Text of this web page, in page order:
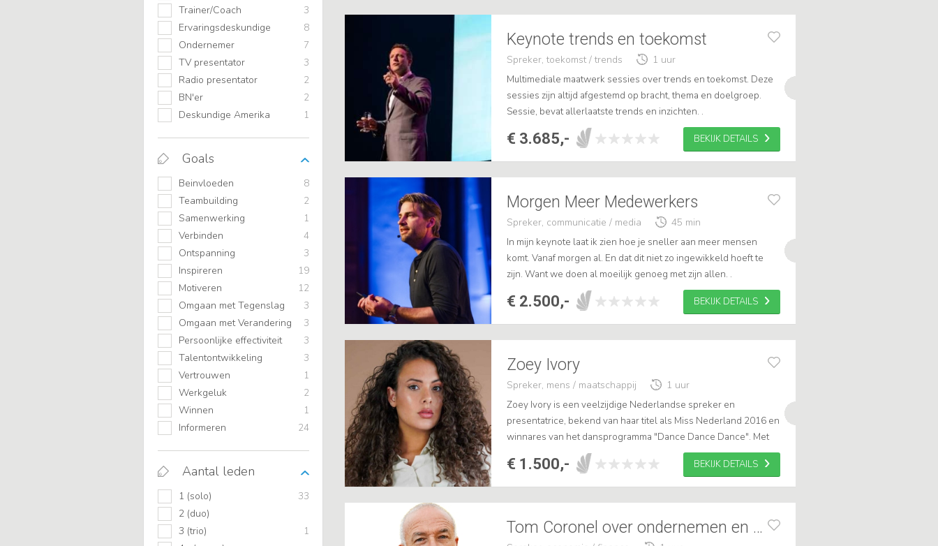
Trainer/Coach
3
Ervaringsdeskundige
8
Ondernemer
7
TV presentator
3
Radio presentator
2
BN'er
2
Deskundige Amerika
1
Goals
Beinvloeden
8
Teambuilding
2
Samenwerking
1
Verbinden
4
Ontspanning
3
Inspireren
19
Motiveren
12
Omgaan met Tegenslag
3
Omgaan met Verandering
3
Persoonlijke effectiviteit
3
Talentontwikkeling
3
Vertrouwen
1
Werkgeluk
2
Winnen
1
Informeren
24
Aantal leden
1 (solo)
33
2 (duo)
3 (trio)
1
Keynote trends en toekomst
Spreker, toekomst / trends
1 uur
Multimediale maatwerk sessies over trends en toekomst. Deze
sessies zijn altijd afgestemd op bracht, thema en doelgroep.
Sessie, bevat allerlaatste trends en inzichten. .
€ 3.685,- BEKIJK DETAILS
Morgen Meer Medewerkers
Spreker, communicatie / media
45 min
In mijn keynote laat ik zien hoe je sneller aan meer mensen
komt. Vanaf morgen al. En dat dit niet zo ingewikkeld hoeft te
zijn. Want we doen al moeilijk genoeg met zijn allen. .
€ 2.500,- BEKIJK DETAILS
Zoey Ivory
Spreker, mens / maatschappij
1 uur
Zoey Ivory is een veelzijdige Nederlandse spreker en
presentatrice, bekend van haar titel als Miss Nederland 2016 en
winnares van het dansprogramma "Dance Dance Dance". Met
haar achtergrond in dans, acteren en modellenwerk biedt zij
inspire...
€ 1.500,- BEKIJK DETAILS
Tom Coronel over ondernemen en e-retail